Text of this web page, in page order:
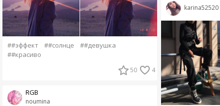
##эффект ##солнце
##девушка
##красиво
50 4
noumina
RGB
karina52520